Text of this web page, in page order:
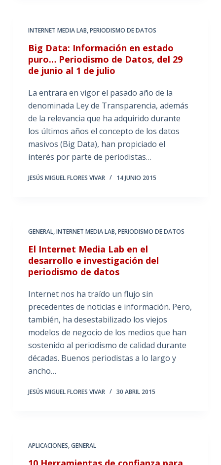
INTERNET MEDIA LAB,PERIODISMO DE DATOS
Big Data: Información en estado
puro… Periodismo de Datos, del 29
de junio al 1 de julio
La entrara en vigor el pasado año de la
denominada Ley de Transparencia, además
de la relevancia que ha adquirido durante
los últimos años el concepto de los datos
masivos (Big Data), han propiciado el
interés por parte de periodistas…
JESÚS MIGUEL FLORES VIVAR 14 JUNIO 2015
GENERAL,INTERNET MEDIA LAB,PERIODISMO DE DATOS
El Internet Media Lab en el
desarrollo e investigación del
periodismo de datos
Internet nos ha traído un flujo sin
precedentes de noticias e información. Pero,
también, ha desestabilizado los viejos
modelos de negocio de los medios que han
sostenido al periodismo de calidad durante
décadas. Buenos periodistas a lo largo y
ancho…
JESÚS MIGUEL FLORES VIVAR 30 ABRIL 2015
APLICACIONES,GENERAL